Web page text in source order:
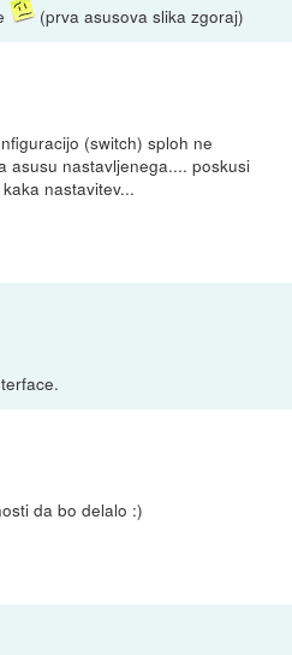
(prva asusova slika zgoraj)
(switch) sploh ne
asusu nastavljenega.... poskusi
nastavitev...
da bo delalo :)